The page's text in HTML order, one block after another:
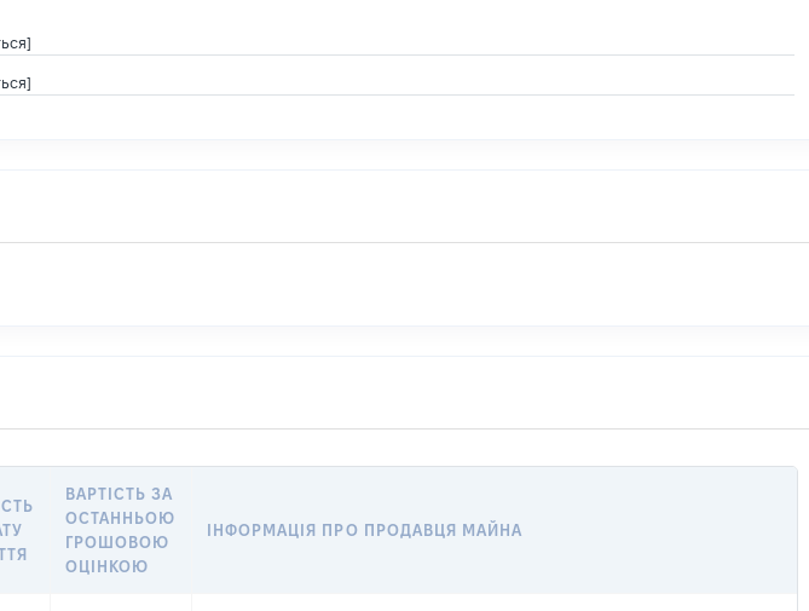
ВАРТІСТЬ ЗА
ОСТАННЬОЮ
ГРОШОВОЮ
ОЦІНКОЮ
ІНФОРМАЦІЯ ПРО ПРОДАВЦЯ МАЙНА